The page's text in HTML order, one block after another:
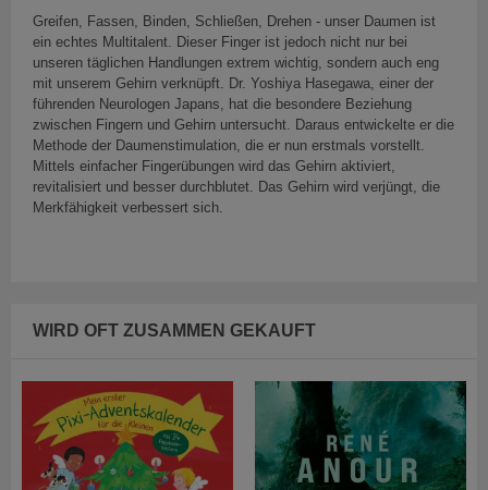
Greifen, Fassen, Binden, Schließen, Drehen - unser Daumen ist
ein echtes Multitalent. Dieser Finger ist jedoch nicht nur bei
unseren täglichen Handlungen extrem wichtig, sondern auch eng
mit unserem Gehirn verknüpft. Dr. Yoshiya Hasegawa, einer der
führenden Neurologen Japans, hat die besondere Beziehung
zwischen Fingern und Gehirn untersucht. Daraus entwickelte er die
Methode der Daumenstimulation, die er nun erstmals vorstellt.
Mittels einfacher Fingerübungen wird das Gehirn aktiviert,
revitalisiert und besser durchblutet. Das Gehirn wird verjüngt, die
Merkfähigkeit verbessert sich.
WIRD OFT ZUSAMMEN GEKAUFT